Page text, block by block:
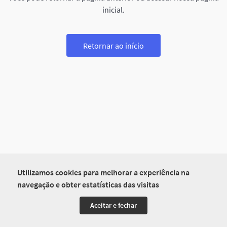
Utilizamos cookies para melhorar a experiência na
navegação e obter estatísticas das visitas
Aceitar e fechar
inicial.
Retornar ao início